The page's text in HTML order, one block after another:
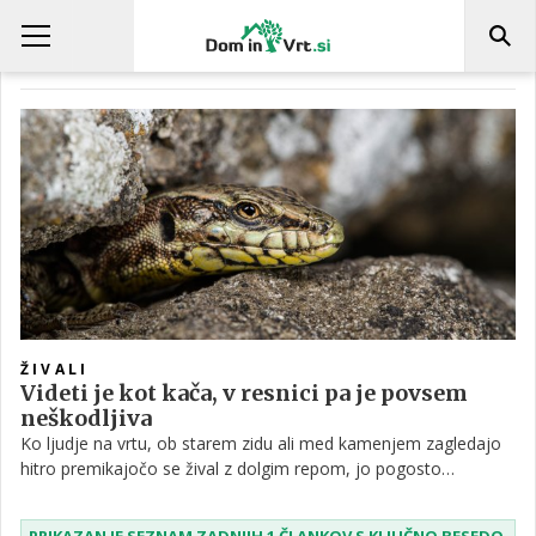
NARAVNA VRTNA OPRAVILA
ŽIVALI
Videti je kot kača, v resnici pa je povsem
neškodljiva
Ko ljudje na vrtu, ob starem zidu ali med kamenjem zagledajo
hitro premikajočo se žival z dolgim repom, jo pogosto
nenevarno pozidno kuščarico, eno najpogostejših vrst